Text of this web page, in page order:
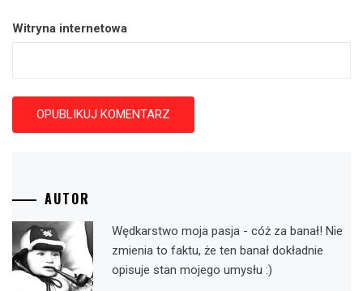
Witryna internetowa
AUTOR
Wędkarstwo moja pasja - cóż za banał! Nie
zmienia to faktu, że ten banał dokładnie
opisuje stan mojego umysłu :)